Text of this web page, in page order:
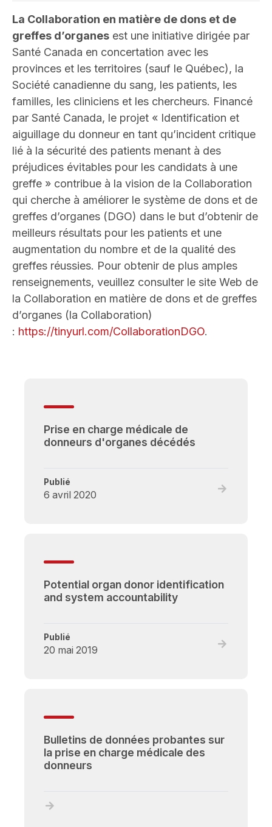
La Collaboration en matière de dons et de
greffes d’organes est une initiative dirigée par
Santé Canada en concertation avec les
provinces et les territoires (sauf le Québec), la
Société canadienne du sang, les patients, les
familles, les cliniciens et les chercheurs. Financé
par Santé Canada, le projet « Identification et
aiguillage du donneur en tant qu’incident critique
lié à la sécurité des patients menant à des
préjudices évitables pour les candidats à une
greffe » contribue à la vision de la Collaboration
qui cherche à améliorer le système de dons et de
greffes d’organes (DGO) dans le but d’obtenir de
meilleurs résultats pour les patients et une
augmentation du nombre et de la qualité des
greffes réussies. Pour obtenir de plus amples
renseignements, veuillez consulter le site Web de
la Collaboration en matière de dons et de greffes
d’organes (la Collaboration)
: https://tinyurl.com/CollaborationDGO.
Prise en charge médicale de
donneurs d'organes décédés
Publié
6 avril 2020
Read
de
Potential organ donor identification
and system accountability
Publié
20 mai 2019
Read
and
Bulletins de données probantes sur
la prise en charge médicale des
donneurs
Read